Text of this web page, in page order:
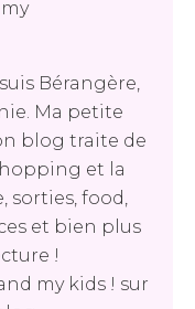
Bérangère,
Ma petite
blog traite de
et la
sorties, food,
et bien plus
!
my kids ! sur